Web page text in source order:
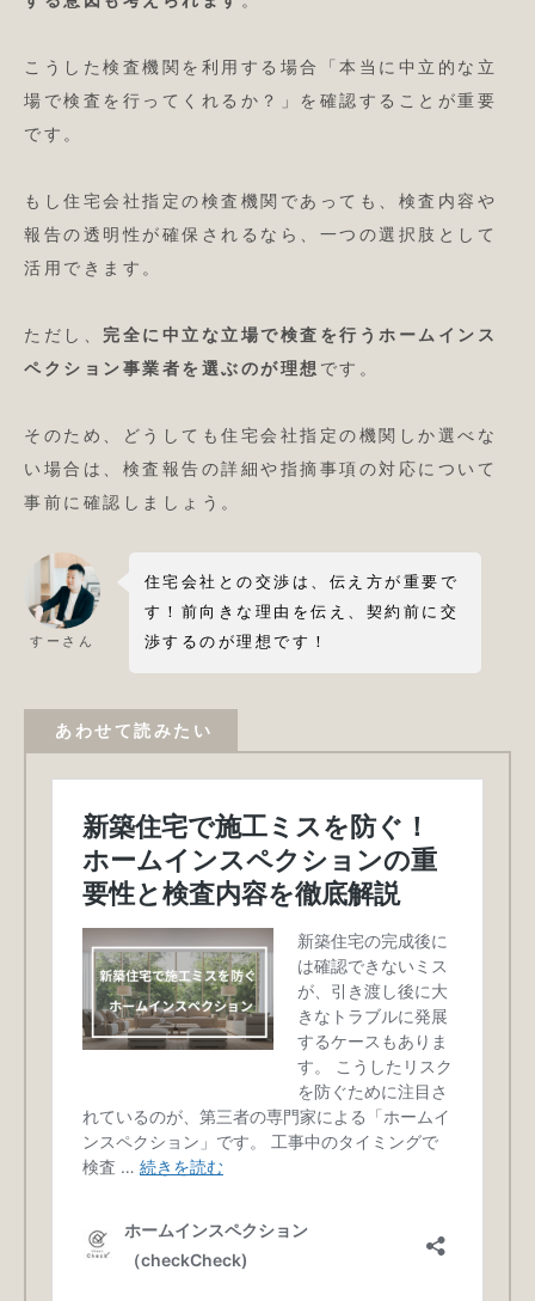
こうした検査機関を利用する場合「本当に中立的な立
場で検査を行ってくれるか？」を確認することが重要
です。
もし住宅会社指定の検査機関であっても、検査内容や
報告の透明性が確保されるなら、一つの選択肢として
活用できます。
ただし、 完全に中立な立場で検査を行うホームインス
ペクション事業者を選ぶのが理想 です。
そのため、どうしても住宅会社指定の機関しか選べな
い場合は、検査報告の詳細や指摘事項の対応について
事前に確認しましょう。
すーさん
住宅会社との交渉は、伝え方が重要で
す！前向きな理由を伝え、契約前に交
渉するのが理想です！
あわせて読みたい